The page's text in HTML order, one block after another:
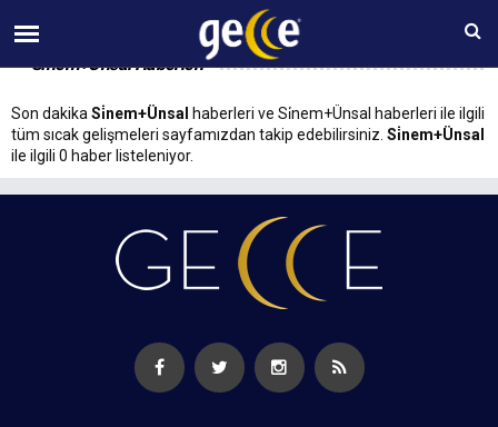
08 AĞUSTOS Cumartesi 21:43
Si̇nem+Ünsal Haberleri
Son dakika Si̇nem+Ünsal
haberleri ve Si̇nem+Ünsal haberleri ile ilgili
tüm sıcak gelişmeleri sayfamızdan takip edebilirsiniz. Si̇nem+Ünsal
ile ilgili 0 haber listeleniyor.